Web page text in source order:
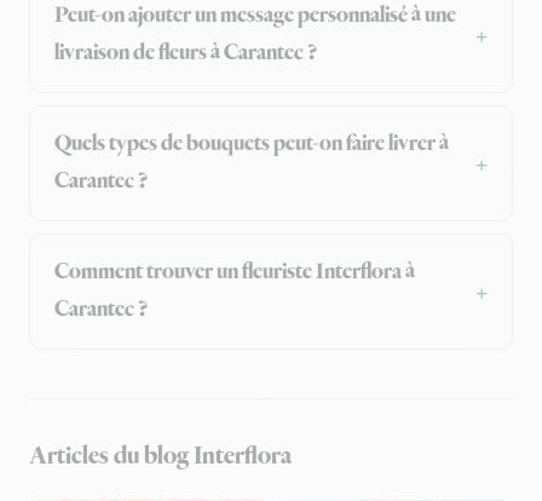
Peut-on ajouter un message personnalisé à une
livraison de fleurs à Carantec ?
Quels types de bouquets peut-on faire livrer à
Carantec ?
Comment trouver un fleuriste Interflora à
Carantec ?
Articles du blog Interflora